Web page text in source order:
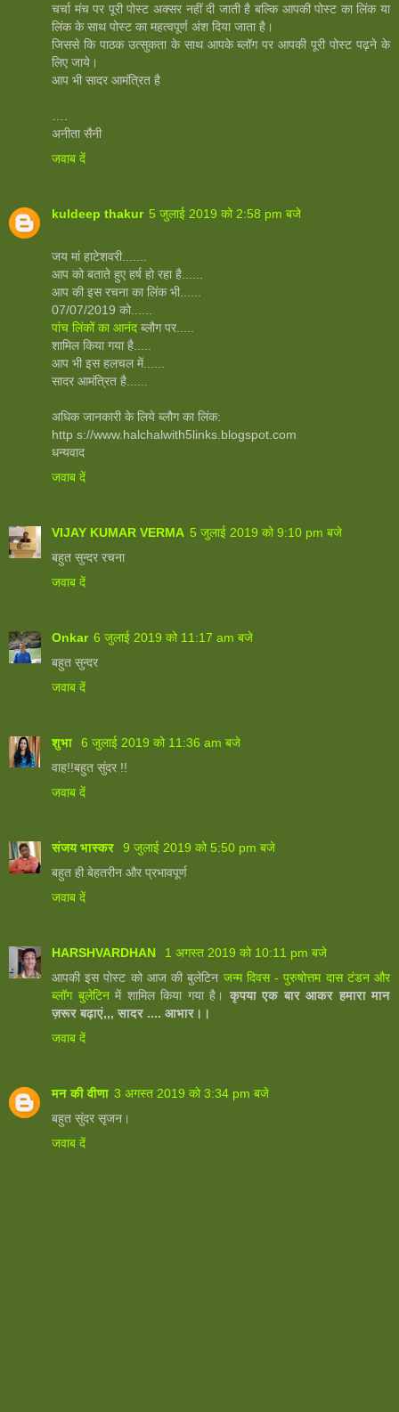
चर्चा मंच पर पूरी पोस्ट अक्सर नहीं दी जाती है बल्कि आपकी पोस्ट का लिंक या
लिंक के साथ पोस्ट का महत्वपूर्ण अंश दिया जाता है।
जिससे कि पाठक उत्सुकता के साथ आपके ब्लॉग पर आपकी पूरी पोस्ट पढ़ने के
लिए जाये।
आप भी सादर आमंत्रित है
अनीता सैनी
जवाब दें
kuldeep thakur 5 जुलाई 2019 को 2:58 pm बजे
जय मां हाटेशवरी.......
आप को बताते हुए हर्ष हो रहा है......
आप की इस रचना का लिंक भी......
07/07/2019 को......
पांच लिंकों का आनंद ब्लौग पर.....
शामिल किया गया है.....
आप भी इस हलचल में......
सादर आमंत्रित है......
अधिक जानकारी के लिये ब्लौग का लिंक:
http s://www.halchalwith5links.blogspot.com
धन्यवाद
जवाब दें
VIJAY KUMAR VERMA 5 जुलाई 2019 को 9:10 pm बजे
बहुत सुन्दर रचना
जवाब दें
Onkar 6 जुलाई 2019 को 11:17 am बजे
बहुत सुन्दर
जवाब दें
शुभा
6 जुलाई 2019 को 11:36 am बजे
वाह!!बहुत सुंदर !!
जवाब दें
संजय भास्‍कर
9 जुलाई 2019 को 5:50 pm बजे
बहुत ही बेहतरीन और प्रभावपूर्ण
जवाब दें
HARSHVARDHAN
1 अगस्त 2019 को 10:11 pm बजे
आपकी इस पोस्ट को आज की बुलेटिन जन्म दिवस - पुरुषोत्तम दास टंडन और
ब्लॉग बुलेटिनमें शामिल किया गया है। कृपया एक बार आकर हमारा मान
ज़रूर बढ़ाएं,,, सादर .... आभार।।
जवाब दें
मन की वीणा 3 अगस्त 2019 को 3:34 pm बजे
बहुत सुंदर सृजन।
जवाब दें